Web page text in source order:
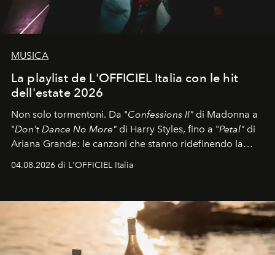
MUSICA
La playlist de L'OFFICIEL Italia con le hit
dell'estate 2026
Non solo tormentoni. Da "Confessions II" di Madonna a
"Don't Dance No More" di Harry Styles, fino a "Petal" di
Ariana Grande: le canzoni che stanno ridefinendo la
04.08.2026 di L'OFFICIEL Italia